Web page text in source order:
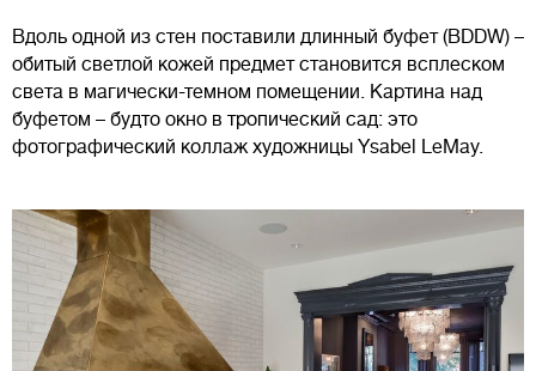
Вдоль одной из стен поставили длинный буфет (BDDW) –
обитый светлой кожей предмет становится всплеском
света в магически-темном помещении. Картина над
буфетом – будто окно в тропический сад: это
фотографический коллаж художницы Ysabel LeMay.